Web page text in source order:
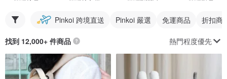
Pinkoi 跨境直送 Pinkoi 嚴選 免運商品 折扣商
找到 12,000+ 件商品 熱門程度優先